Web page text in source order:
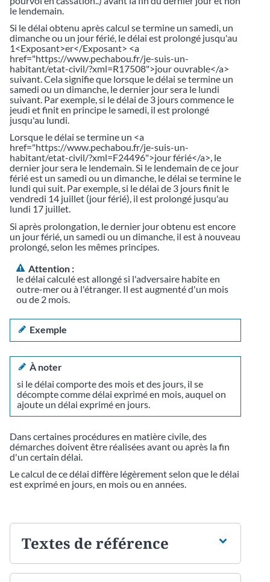
le lendemain.
Si le délai obtenu après calcul se termine un samedi, un
dimanche ou un jour férié, le délai est prolongé jusqu'au
1<Exposant>er</Exposant> <a
href="https://www.pechabou.fr/je-suis-un-
habitant/etat-civil/?xml=R17508">jour ouvrable</a>
suivant. Cela signifie que lorsque le délai se termine un
samedi ou un dimanche, le dernier jour sera le lundi
suivant. Par exemple, si le délai de 3 jours commence le
jeudi et finit en principe le samedi, il est prolongé
jusqu'au lundi.
Lorsque le délai se termine un <a
href="https://www.pechabou.fr/je-suis-un-
habitant/etat-civil/?xml=F24496">jour férié</a>, le
dernier jour sera le lendemain. Si le lendemain de ce jour
férié est un samedi ou un dimanche, le délai se termine le
lundi qui suit. Par exemple, si le délai de 3 jours finit le
vendredi 14 juillet (jour férié), il est prolongé jusqu'au
lundi 17 juillet.
Si après prolongation, le dernier jour obtenu est encore
un jour férié, un samedi ou un dimanche, il est à nouveau
prolongé, selon les mêmes principes.
Attention :
le délai calculé est allongé si l'adversaire habite en
outre-mer ou à l'étranger. Il est augmenté d'un mois
ou de 2 mois.
Exemple
À noter
si le délai comporte des mois et des jours, il se
décompte comme délai exprimé en mois, auquel on
ajoute un délai exprimé en jours.
Dans certaines procédures en matière civile, des
démarches doivent être réalisées avant ou après la fin
d'un certain délai.
Le calcul de ce délai diffère légèrement selon que le délai
est exprimé en jours, en mois ou en années.
Textes de référence